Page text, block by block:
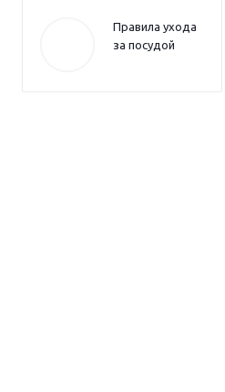
Правила ухода
за посудой